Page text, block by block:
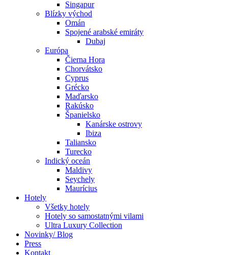
Singapur
Blízky východ
Omán
Spojené arabské emiráty
Dubaj
Európa
Čierna Hora
Chorvátsko
Cyprus
Grécko
Maďarsko
Rakúsko
Španielsko
Kanárske ostrovy
Ibiza
Taliansko
Turecko
Indický oceán
Maldivy
Seychely
Maurícius
Hotely
Všetky hotely
Hotely so samostatnými vilami
Ultra Luxury Collection
Novinky/ Blog
Press
Kontakt